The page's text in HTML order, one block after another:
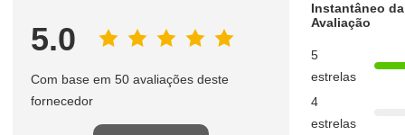
5.0
Com base em 50 avaliações deste
fornecedor
Instantâneo da
Avaliação
5
estrelas
4
estrelas